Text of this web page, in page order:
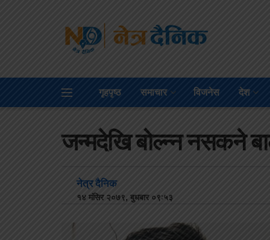
गृहपृष्ठ समाचार विजनेस देश
जन्मदेखि बोल्न्न नसकने
नेत्र दैनिक
१४ मंसिर २०७९, बुधबार ०९:५३